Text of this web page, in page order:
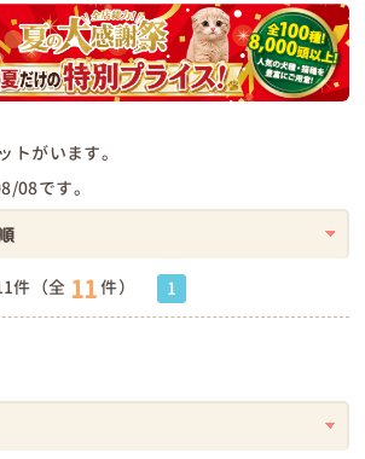
トがいます。
08です。
件（全 11件） 1